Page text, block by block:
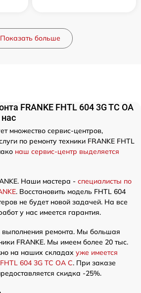
Показать больше
FRANKE FHTL 604 3G TC OA
множество сервис-центров,
по ремонту техники FRANKE FHTL
наш сервис-центр выделяется
Наши мастера - специалисты по
. Восстановить модель FHTL 604
не будет новой задачей. На все
у нас имеется гарантия.
ремонта. Мы большая
FRANKE. Мы имеем более 20 тыс.
на наших складах уже имеется
604 3G TC OA C. При заказе
скидка -25%.